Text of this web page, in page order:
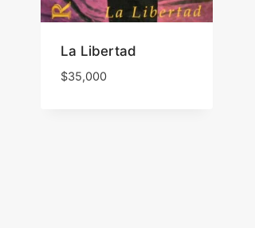
La Libertad
$35,000